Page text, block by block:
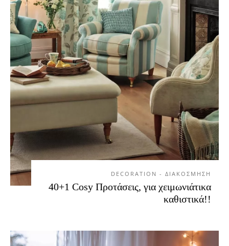
DECORATION - ΔΙΑΚΟΣΜΗΣΗ
40+1 Cosy Προτάσεις, για χειμωνιάτικα
καθιστικά!!